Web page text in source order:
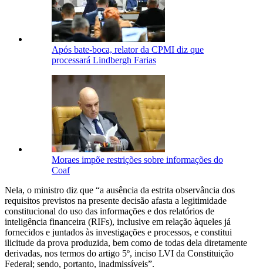
Após bate-boca, relator da CPMI diz que
processará Lindbergh Farias
Moraes impõe restrições sobre informações do
Coaf
Nela, o ministro diz que “a ausência da estrita observância dos
requisitos previstos na presente decisão afasta a legitimidade
constitucional do uso das informações e dos relatórios de
inteligência financeira (RIFs), inclusive em relação àqueles já
fornecidos e juntados às investigações e processos, e constitui
ilicitude da prova produzida, bem como de todas dela diretamente
derivadas, nos termos do artigo 5º, inciso LVI da Constituição
Federal; sendo, portanto, inadmissíveis”.